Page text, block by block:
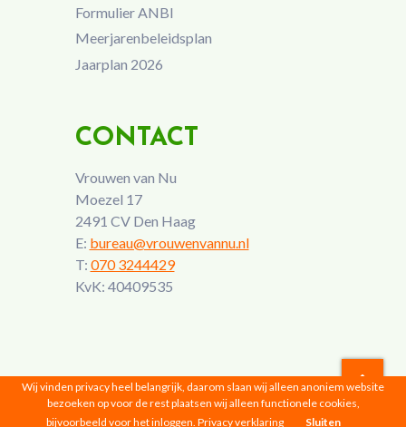
Formulier ANBI
Meerjarenbeleidsplan
Jaarplan 2026
CONTACT
Vrouwen van Nu
Moezel 17
2491 CV Den Haag
E: bureau@vrouwenvannu.nl
T: 070 3244429
KvK: 40409535
Vrouwen van Nu © 2026 |Privacyverklaring
Wij vinden privacy heel belangrijk, daarom slaan wij alleen anoniem website
bezoeken op voor de rest plaatsen wij alleen functionele cookies,
bijvoorbeeld voor het inloggen. Privacy verklaring Sluiten